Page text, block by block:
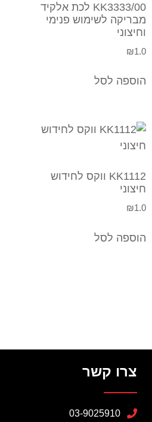
KK3333/00 לכת אלקיד
מבריקה לשימוש פנימי
וחיצוני
₪1.0
הוספה לסל
KK1112 ווקס לחידוש
חיצוני
₪1.0
הוספה לסל
צרו קשר
03-9025910